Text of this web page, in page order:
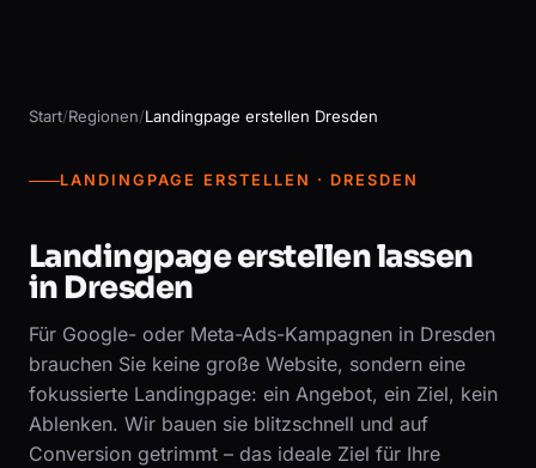
Start/Regionen/Landingpage erstellen Dresden
LANDINGPAGE ERSTELLEN · DRESDEN
Landingpage erstellen lassen
in Dresden
Für Google- oder Meta-Ads-Kampagnen in Dresden
brauchen Sie keine große Website, sondern eine
fokussierte Landingpage: ein Angebot, ein Ziel, kein
Ablenken. Wir bauen sie blitzschnell und auf
Conversion getrimmt – das ideale Ziel für Ihre